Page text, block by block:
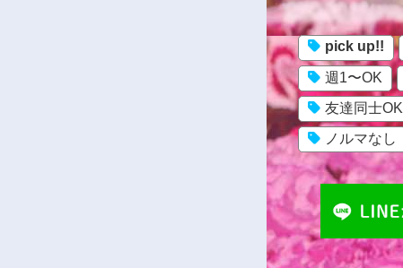
pick up!!
週1〜OK
友達同士OK
ノルマなし